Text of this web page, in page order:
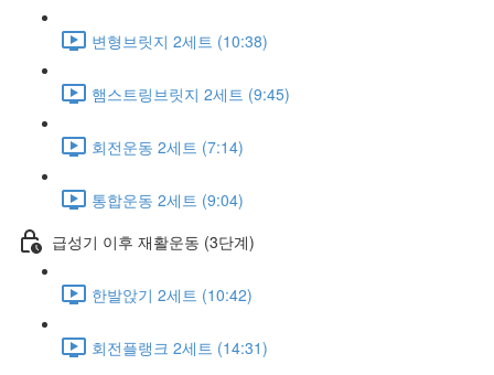
변형브릿지 2세트 (10:38)
햄스트링브릿지 2세트 (9:45)
회전운동 2세트 (7:14)
통합운동 2세트 (9:04)
급성기 이후 재활운동 (3단계)
한발앉기 2세트 (10:42)
회전플랭크 2세트 (14:31)